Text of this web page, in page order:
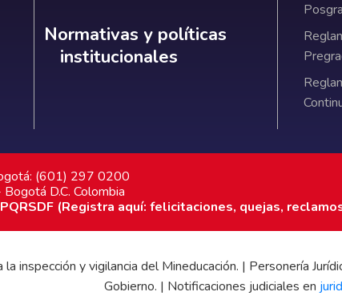
Normativas y políticas
Normativas y políticas
institucionales
(601) 297 0200
D.C. Colombia
PQRSDF (Registra aquí: felicitaciones, quejas,
la inspección y vigilancia del Mineducación. | Personería
Gobierno. | Notificaciones judiciales en